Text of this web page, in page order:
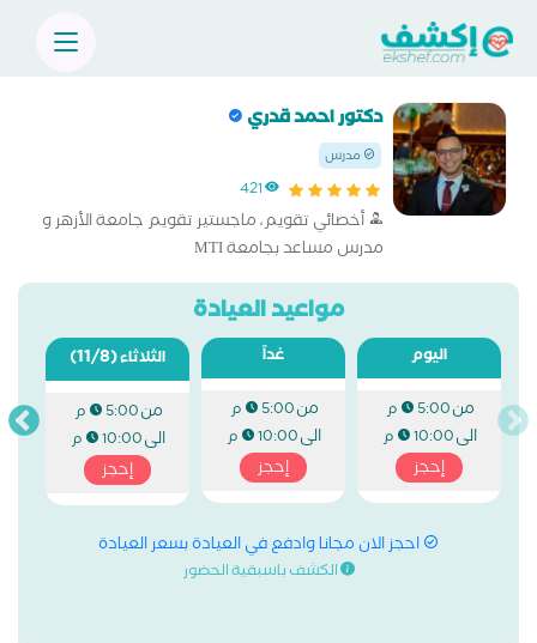
دكتور احمد قدري
مدرس
421
أخصائي تقويم، ماجستير تقويم جامعة الأزهر و
مدرس مساعد بجامعة MTI
مواعيد العيادة
اليوم
من5:00 م
الى10:00 م
إحجز
غداً
من5:00 م
الى10:00 م
إحجز
الثلاثاء(11/8)
من5:00 م
الى10:00 م
إحجز
احجز الان مجانا وادفع في العيادة بسعر العيادة
الكشف باسبقية الحضور